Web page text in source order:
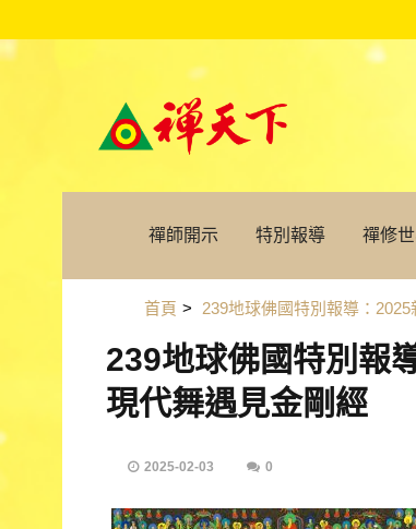
禪師開示 特別報導 禪修
首頁 > 239地球佛國特別報導：
239地球佛國特別報
現代舞遇見金剛經
2025-02-03 0